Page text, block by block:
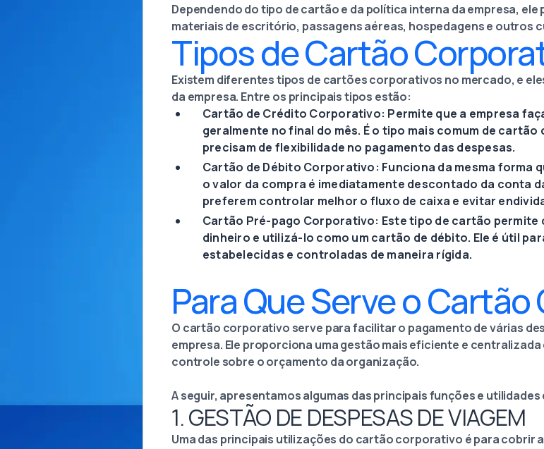
Dependendo do tipo de cartão e da política interna da empresa,
materiais de escritório, passagens aéreas, hospedagens e outros
Tipos de Cartão
Existem diferentes tipos de cartões corporativos no mercado, e
da empresa. Entre os principais tipos estão:
Cartão de Crédito Corporativo: Permite que a empresa
geralmente no final do mês. É o tipo mais comum de
precisam de flexibilidade no pagamento das despesas.
Cartão de Débito Corporativo: Funciona da mesma forma
o valor da compra é imediatamente descontado da conta
preferem controlar melhor o fluxo de caixa e evitar
Cartão Pré-pago Corporativo: Este tipo de cartão permite
dinheiro e utilizá-lo como um cartão de débito. Ele é útil
estabelecidas e controladas de maneira rígida.
Para Que Serve o
O cartão corporativo serve para facilitar o pagamento de várias
empresa. Ele proporciona uma gestão mais eficiente e
controle sobre o orçamento da organização.
A seguir, apresentamos algumas das principais funções e
1. GESTÃO DE DESPESAS DE VIAGEM
Uma das principais utilizações do cartão corporativo é para cobrir